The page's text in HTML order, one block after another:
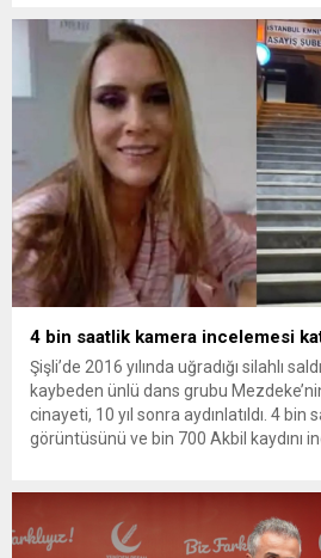
bulunan Dorukhan Büyükışık’a ilişkin
soruşturmada tutuklamalar genişliyor.
4 bin saatlik kamera incelemesi
Şişli’de 2016 yılında uğradığı silahlı
kaybeden ünlü dans grubu
cinayeti, 10 yıl sonra aydınlatıldı. 4 bin
görüntüsünü ve bin 700 Akbil kaydını